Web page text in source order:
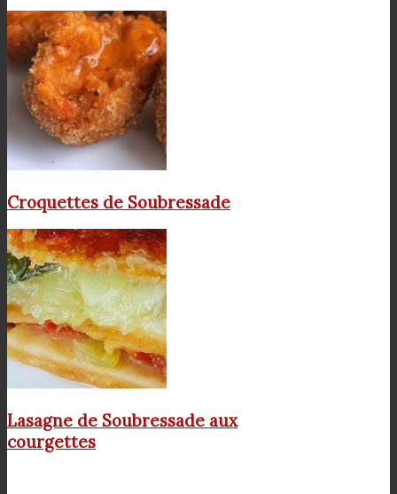
Croquettes de Soubressade
Lasagne de Soubressade aux
courgettes